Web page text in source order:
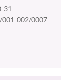
31
001-002/0007